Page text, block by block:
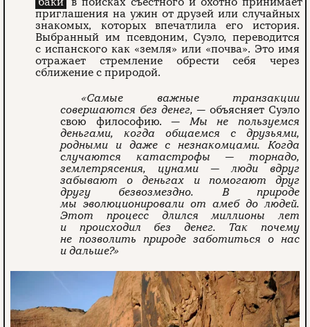
приглашения на ужин от друзей или случайных
знакомых, которых впечатлила его история.
Выбранный им псевдоним, Суэло, переводится
с испанского как «земля» или «почва». Это имя
отражает стремление обрести себя через
сближение с природой.
«Самые важные транзакции
совершаются без денег, — объясняет Суэло
свою философию. — Мы не пользуемся
деньгами, когда общаемся с друзьями,
родными и даже с незнакомцами. Когда
случаются катастрофы — торнадо,
землетрясения, цунами — люди вдруг
забывают о деньгах и помогают друг
другу безвозмездно. В природе
мы эволюционировали от амеб до людей.
Этот процесс длился миллионы лет
и происходил без денег. Так почему
не позволить природе заботиться о нас
и дальше?»